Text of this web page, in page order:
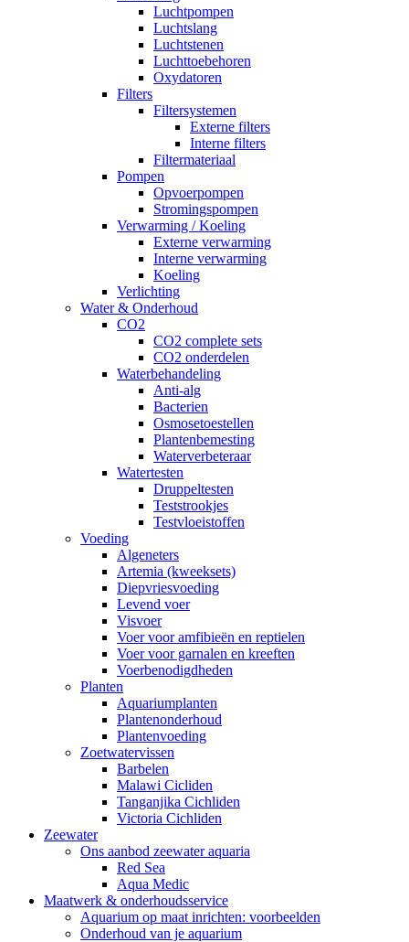
Luchtpompen
Luchtslang
Luchtstenen
Luchttoebehoren
Oxydatoren
Filters
Filtersystemen
Externe filters
Interne filters
Filtermateriaal
Pompen
Opvoerpompen
Stromingspompen
Verwarming / Koeling
Externe verwarming
Interne verwarming
Koeling
Verlichting
Water & Onderhoud
CO2
CO2 complete sets
CO2 onderdelen
Waterbehandeling
Anti-alg
Bacterien
Osmosetoestellen
Plantenbemesting
Waterverbeteraar
Watertesten
Druppeltesten
Teststrookjes
Testvloeistoffen
Voeding
Algeneters
Artemia (kweeksets)
Diepvriesvoeding
Levend voer
Visvoer
Voer voor amfibieën en reptielen
Voer voor garnalen en kreeften
Voerbenodigdheden
Planten
Aquariumplanten
Plantenonderhoud
Plantenvoeding
Zoetwatervissen
Barbelen
Malawi Cicliden
Tanganjika Cichliden
Victoria Cichliden
Zeewater
Ons aanbod zeewater aquaria
Red Sea
Aqua Medic
Maatwerk & onderhoudsservice
Aquarium op maat inrichten: voorbeelden
Onderhoud van je aquarium